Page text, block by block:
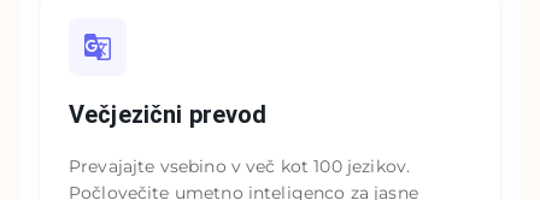
Večjezični prevod
Prevajajte vsebino v več kot 100 jezikov.
Počlovečite umetno inteligenco za jasne